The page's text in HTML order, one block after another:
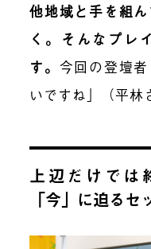
他地域と手を組
く。そんなプレ
す。 今回の登壇
いですね」（平林
上辺だけでは
「今」に迫るセ